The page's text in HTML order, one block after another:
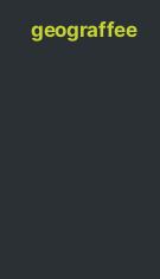
geograffee